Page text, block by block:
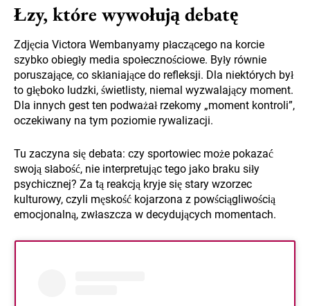
Łzy, które wywołują debatę
Zdjęcia Victora Wembanyamy płaczącego na korcie
szybko obiegły media społecznościowe. Były równie
poruszające, co skłaniające do refleksji. Dla niektórych był
to głęboko ludzki, świetlisty, niemal wyzwalający moment.
Dla innych gest ten podważał rzekomy „moment kontroli”,
oczekiwany na tym poziomie rywalizacji.
Tu zaczyna się debata: czy sportowiec może pokazać
swoją słabość, nie interpretując tego jako braku siły
psychicznej? Za tą reakcją kryje się stary wzorzec
kulturowy, czyli męskość kojarzona z powściągliwością
emocjonalną, zwłaszcza w decydujących momentach.